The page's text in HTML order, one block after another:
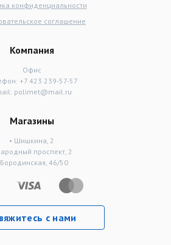
конфиденциальности
соглашение
Компания
Офис
+7 423 239-57-57
polimet@mail.ru
Магазины
• Шишкина, 2
проспект, 2
Бородинская, 46/50
с нами